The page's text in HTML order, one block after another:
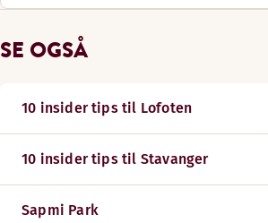
SE OGSÅ
10 insider tips til Lofoten
10 insider tips til Stavanger
Sapmi Park